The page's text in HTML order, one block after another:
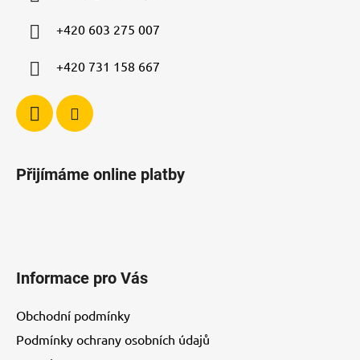
+420 603 275 007
+420 731 158 667
Přijímáme online platby
Informace pro Vás
Obchodní podmínky
Podmínky ochrany osobních údajů